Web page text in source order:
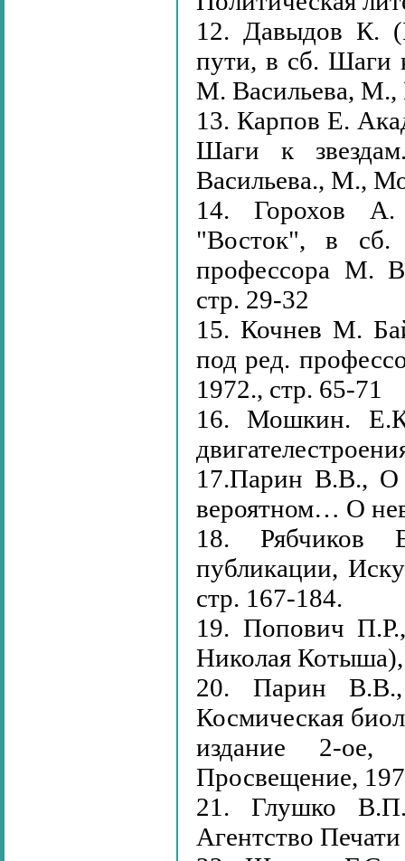
12. Давыдов К.
пути, в сб. Шаги
М. Васильева, М.,
13. Карпов Е.
Шаги к
Васильева., М.,
14. Горохов А.
"Восток", в
профессора М.
стр. 29-32
15. Кочнев М.
под ред.
1972., стр. 65-71
16. Мошкин. Е.К.,
17.Парин В.В., О
вероятном… О
18. Рябчиков
публикации,
стр. 167-184.
19. Попович
Николая
20. Парин
Космическая
издание 2-ое,
Просвещение,
21. Глушко
Агентство